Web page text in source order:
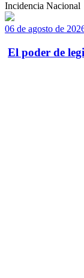
Incidencia Nacional
06 de agosto de
El poder de